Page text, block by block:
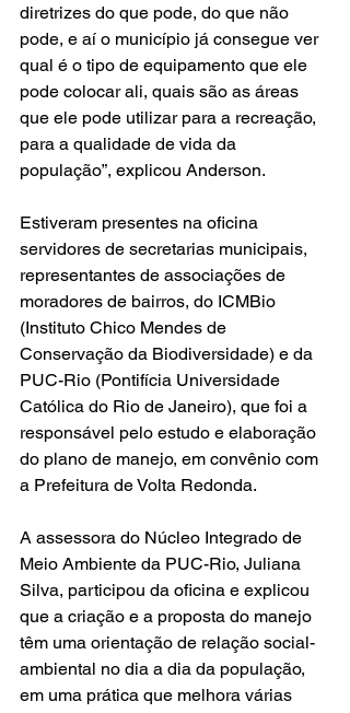
diretrizes do que pode, do que não
pode, e aí o município já consegue ver
qual é o tipo de equipamento que ele
pode colocar ali, quais são as áreas
que ele pode utilizar para a recreação,
para a qualidade de vida da
população”, explicou Anderson.
Estiveram presentes na oficina
servidores de secretarias municipais,
representantes de associações de
moradores de bairros, do ICMBio
(Instituto Chico Mendes de
Conservação da Biodiversidade) e da
PUC-Rio (Pontifícia Universidade
Católica do Rio de Janeiro), que foi a
responsável pelo estudo e elaboração
do plano de manejo, em convênio com
a Prefeitura de Volta Redonda.
A assessora do Núcleo Integrado de
Meio Ambiente da PUC-Rio, Juliana
Silva, participou da oficina e explicou
que a criação e a proposta do manejo
têm uma orientação de relação social-
ambiental no dia a dia da população,
em uma prática que melhora várias